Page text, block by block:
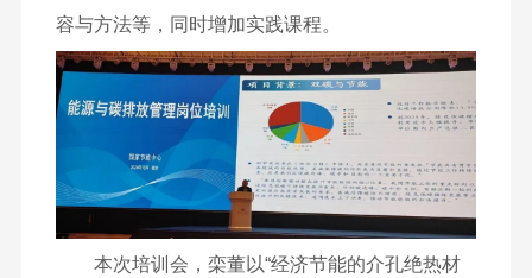
容与方法等，同时增加实践课程。
本次培训会，栾董以“经济节能的介孔绝热材